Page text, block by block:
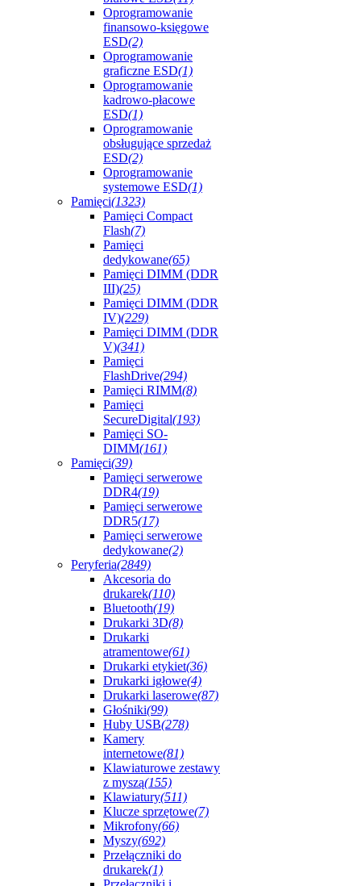
Oprogramowanie
finansowo-księgowe
ESD(2)
Oprogramowanie
graficzne ESD(1)
Oprogramowanie
kadrowo-płacowe
ESD(1)
Oprogramowanie
obsługujące sprzedaż
ESD(2)
Oprogramowanie
systemowe ESD(1)
Pamięci(1323)
Pamięci Compact
Flash(7)
Pamięci
dedykowane(65)
Pamięci DIMM (DDR
III)(25)
Pamięci DIMM (DDR
IV)(229)
Pamięci DIMM (DDR
V)(341)
Pamięci
FlashDrive(294)
Pamięci RIMM(8)
Pamięci
SecureDigital(193)
Pamięci SO-
DIMM(161)
Pamięci(39)
Pamięci serwerowe
DDR4(19)
Pamięci serwerowe
DDR5(17)
Pamięci serwerowe
dedykowane(2)
Peryferia(2849)
Akcesoria do
drukarek(110)
Bluetooth(19)
Drukarki 3D(8)
Drukarki
atramentowe(61)
Drukarki etykiet(36)
Drukarki igłowe(4)
Drukarki laserowe(87)
Głośniki(99)
Huby USB(278)
Kamery
internetowe(81)
Klawiaturowe zestawy
z myszą(155)
Klawiatury(511)
Klucze sprzętowe(7)
Mikrofony(66)
Myszy(692)
Przełączniki do
drukarek(1)